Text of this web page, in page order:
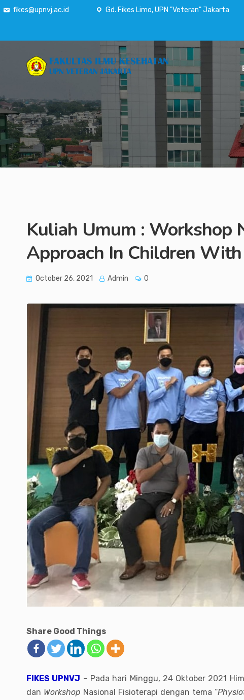
fikes@upnvj.ac.id Gd. Fikes Limo, UPN "Veteran" Jakarta
Kuliah Umum : Workshop
Approach In Children With
October 26, 2021 Admin 0
Share Good Things
FIKES UPNVJ – Pada hari Minggu, 24 Oktober 2021
dan Workshop Nasional Fisioterapi dengan tema “